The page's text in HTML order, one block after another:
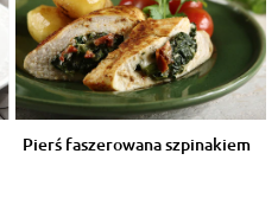
Pierś faszerowana szpinakiem